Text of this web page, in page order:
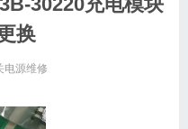
换
电源维修